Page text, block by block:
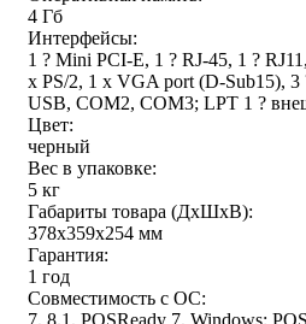
4 Гб
Интерфейсы:
1 ? Mini PCI-E, 1 ? RJ-45, 1 ?
x PS/2, 1 x VGA port (D-Sub15),
USB, COM2, COM3; LPT 1 ?
Цвет:
черный
Вес в упаковке:
5 кг
Габариты товара (ДxШxВ):
378x359x254 мм
Гарантия:
1 год
Совместимость с ОС: